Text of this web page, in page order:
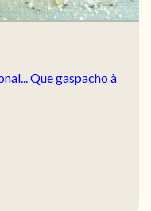
Que gaspacho à